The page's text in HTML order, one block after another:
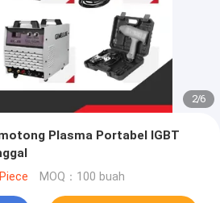
2/6
Plasma Portabel IGBT
MOQ：100 buah